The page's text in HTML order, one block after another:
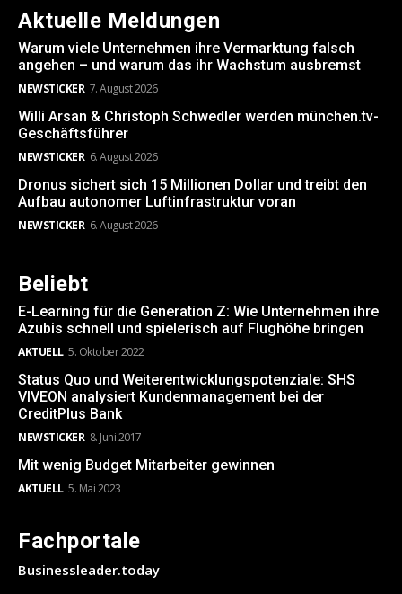
Aktuelle Meldungen
Warum viele Unternehmen ihre Vermarktung falsch
angehen – und warum das ihr Wachstum ausbremst
NEWSTICKER 7. August 2026
Willi Arsan & Christoph Schwedler werden münchen.tv-
Geschäftsführer
NEWSTICKER 6. August 2026
Dronus sichert sich 15 Millionen Dollar und treibt den
Aufbau autonomer Luftinfrastruktur voran
NEWSTICKER 6. August 2026
Beliebt
E-Learning für die Generation Z: Wie Unternehmen ihre
Azubis schnell und spielerisch auf Flughöhe bringen
AKTUELL 5. Oktober 2022
Status Quo und Weiterentwicklungspotenziale: SHS
VIVEON analysiert Kundenmanagement bei der
CreditPlus Bank
NEWSTICKER 8. Juni 2017
Mit wenig Budget Mitarbeiter gewinnen
AKTUELL 5. Mai 2023
Fachportale
Businessleader.today